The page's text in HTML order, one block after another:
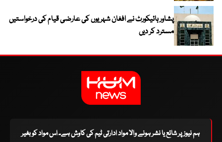
پشاور ہائیکورٹ نے افغان شہریوں کی عارضی قیام کی درخواستیں
مسترد کر دیں
ہم نیوز پر شائع یا نشر ہونے والا مواد ادارتی ٹیم کی کاوش ہے۔ اس مواد کو بغیر